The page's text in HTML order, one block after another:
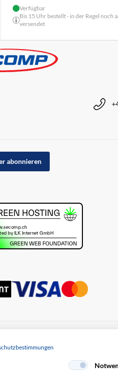
Verfügbar
Bis 15 Uhr bestellt - in der Regel noch
versendet
abonnieren